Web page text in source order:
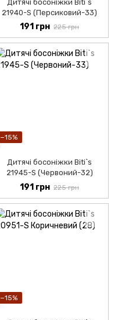
Дитячі босоніжки Biti`s
21940-S (Персиковий-33)
191 грн 225 грн
−15%
Дитячі босоніжки Biti`s
21945-S (Червоний-32)
191 грн 225 грн
−15%